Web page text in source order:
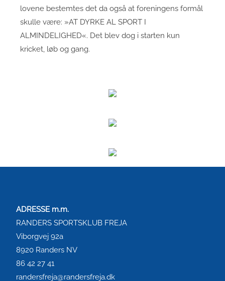
lovene bestemtes det da også at foreningens formål
skulle være: »AT DYRKE AL SPORT I
ALMINDELIGHED«. Det blev dog i starten kun
kricket, løb og gang.
ADRESSE m.m.
RANDERS SPORTSKLUB FREJA
Viborgvej 92a
8920 Randers NV
86 42 27 41
randersfreja@randersfreja.dk